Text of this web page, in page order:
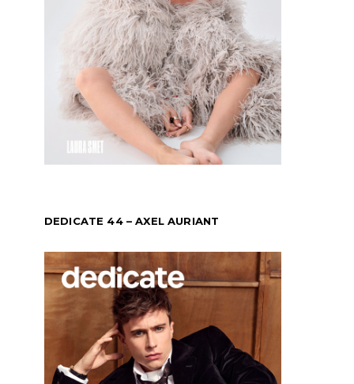
DEDICATE 44 – AXEL AURIANT